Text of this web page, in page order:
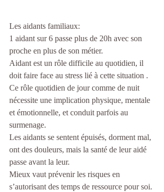
Les aidants familiaux:
1 aidant sur 6 passe plus de 20h avec son
proche en plus de son métier.
Aidant est un rôle difficile au quotidien, il
doit faire face au stress lié à cette situation .
Ce rôle quotidien de jour comme de nuit
nécessite une implication physique, mentale
et émotionnelle, et conduit parfois au
surmenage.
Les aidants se sentent épuisés, dorment mal,
ont des douleurs, mais la santé de leur aidé
passe avant la leur.
Mieux vaut prévenir les risques en
s’autorisant des temps de ressource pour soi.